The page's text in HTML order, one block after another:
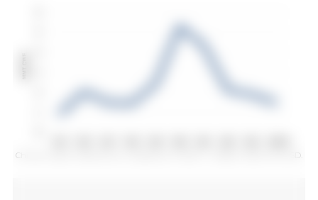
Chiński import wieprzowiny i prognoza na 2024 r. Źródło: USDA-FAS-PSD.